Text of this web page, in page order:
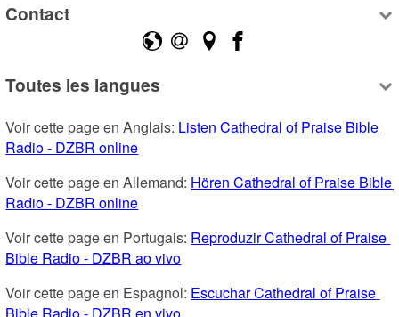
Contact
Toutes les langues
Voir cette page en Anglais: Listen Cathedral of Praise Bible
Radio - DZBR online
Voir cette page en Allemand: Hören Cathedral of Praise Bible
Radio - DZBR online
Voir cette page en Portugais: Reproduzir Cathedral of Praise
Bible Radio - DZBR ao vivo
Voir cette page en Espagnol: Escuchar Cathedral of Praise
Bible Radio - DZBR en vivo